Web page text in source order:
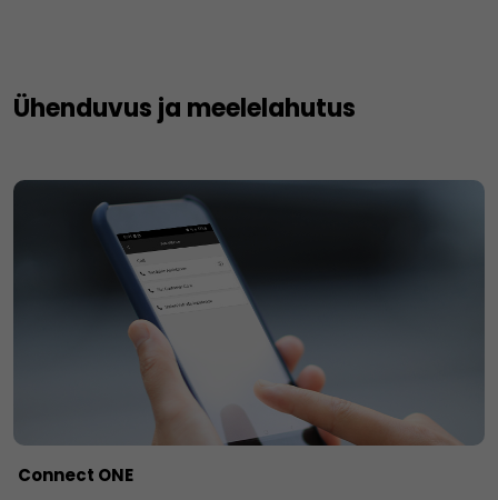
Ühenduvus ja meelelahutus
Connect ONE